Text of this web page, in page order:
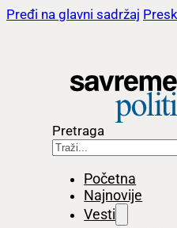
Pređi na glavni sadržaj
Pretraga
Početna
Najnovije
Vesti